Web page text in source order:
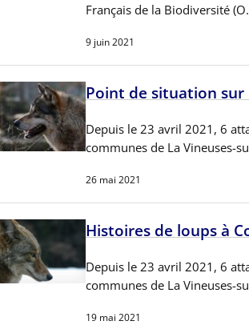
Français de la Biodiversité
9 juin 2021
Point de situation sur
Depuis le 23 avril 2021, 6
communes de La Vineuses-
26 mai 2021
Histoires de loups à
Depuis le 23 avril 2021, 6
communes de La Vineuses-
19 mai 2021